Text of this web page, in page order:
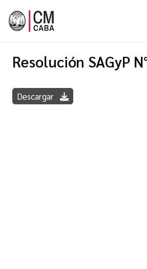
Resolución SAGyP
Descargar